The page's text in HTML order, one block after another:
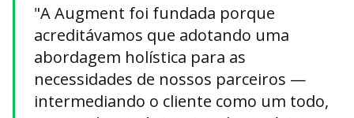
"A Augment foi fundada porque
acreditávamos que adotando uma
abordagem holística para as
necessidades de nossos parceiros —
intermediando o cliente como um todo,